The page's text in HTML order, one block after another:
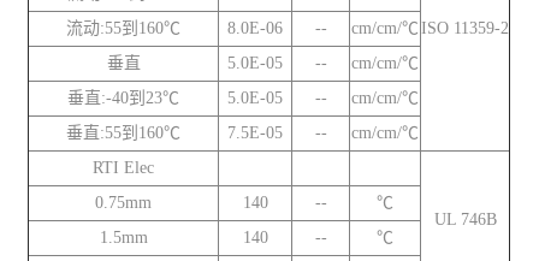
ISO 11359-2
流动:55到160℃
8.0E-06 --
cm/cm/℃
垂直
5.0E-05 --
cm/cm/℃
垂直:-40到23℃
5.0E-05 --
cm/cm/℃
垂直:55到160℃
7.5E-05 --
cm/cm/℃
RTI Elec
UL 746B
0.75mm 140 --
℃
1.5mm
140 --
℃